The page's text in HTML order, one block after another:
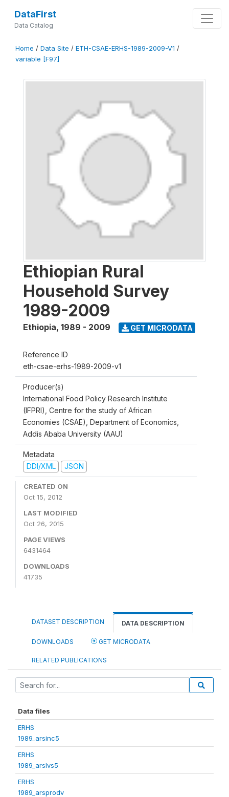
DataFirst
Data Catalog
Home / Data Site / ETH-CSAE-ERHS-1989-2009-V1 /
variable [F97]
Ethiopian Rural
Household Survey
1989-2009
Ethiopia, 1989 - 2009 GET MICRODATA
Reference ID
eth-csae-erhs-1989-2009-v1
Producer(s)
International Food Policy Research Institute
(IFPRI), Centre for the study of African
Economies (CSAE), Department of Economics,
Addis Ababa University (AAU)
Metadata
DDI/XML
JSON
CREATED ON
Oct 15, 2012
LAST MODIFIED
Oct 26, 2015
PAGE VIEWS
6431464
DOWNLOADS
41735
DATASET DESCRIPTION DATA DESCRIPTION
DOWNLOADS GET MICRODATA
RELATED PUBLICATIONS
Data files
ERHS
1989_arsinc5
ERHS
1989_arslvs5
ERHS
1989_arsprodv